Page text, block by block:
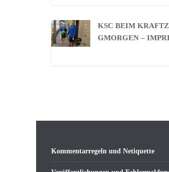
KSC BEIM
GMORGEN –
Kommentarregeln und Netiquette